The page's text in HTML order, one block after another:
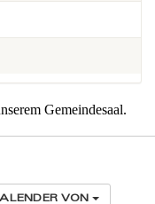
Gemeindesaal.
VON